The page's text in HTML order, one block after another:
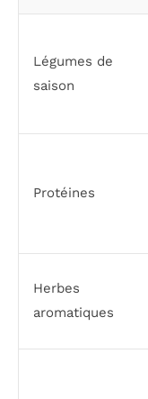
Légumes de
saison
Protéines
Herbes
aromatiques